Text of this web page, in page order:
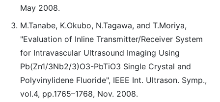
May 2008.
M.Tanabe, K.Okubo, N.Tagawa, and T.Moriya,
"Evaluation of Inline Transmitter/Receiver System
for Intravascular Ultrasound Imaging Using
Pb(Zn1/3Nb2/3)O3-PbTiO3 Single Crystal and
Polyvinylidene Fluoride", IEEE Int. Ultrason. Symp.,
vol.4, pp.1765–1768, Nov. 2008.